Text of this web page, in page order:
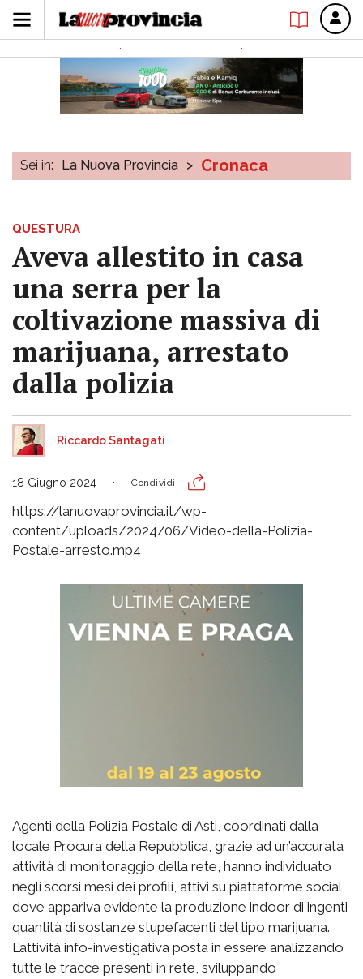
Sei in: La Nuova Provincia > Cronaca
QUESTURA
Aveva allestito in casa
una serra per la
coltivazione massiva di
marijuana, arrestato
dalla polizia
Riccardo Santagati
18 Giugno 2024 Condividi
https://lanuovaprovincia.it/wp-
content/uploads/2024/06/Video-della-Polizia-
Postale-arresto.mp4
Agenti della Polizia Postale di Asti, coordinati dalla
locale Procura della Repubblica, grazie ad un’accurata
attività di monitoraggio della rete, hanno individuato
negli scorsi mesi dei profili, attivi su piattaforme social,
dove appariva evidente la produzione indoor di ingenti
quantità di sostanze stupefacenti del tipo marijuana.
L’attività info-investigativa posta in essere analizzando
tutte le tracce presenti in rete, sviluppando